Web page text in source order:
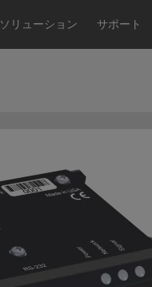
ソリューション サポート